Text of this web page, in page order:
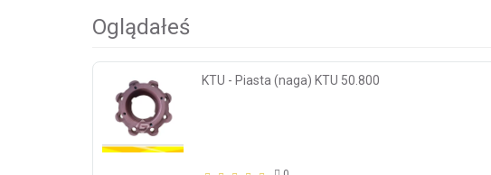
Oglądałeś
KTU - Piasta (naga) KTU 50.800